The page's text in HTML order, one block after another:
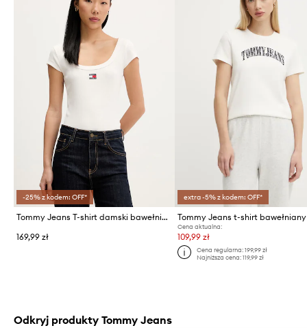
-25% z kodem: OFF*
Tommy Jeans T-shirt damski bawełniany z elastanem
169,99 zł
extra -5% z kodem: OFF*
Tommy Jeans t-shirt bawełniany
Cena aktualna:
109,99 zł
Cena regularna: 199,99 zł
Najniższa cena: 119,99 zł
Odkryj produkty Tommy Jeans